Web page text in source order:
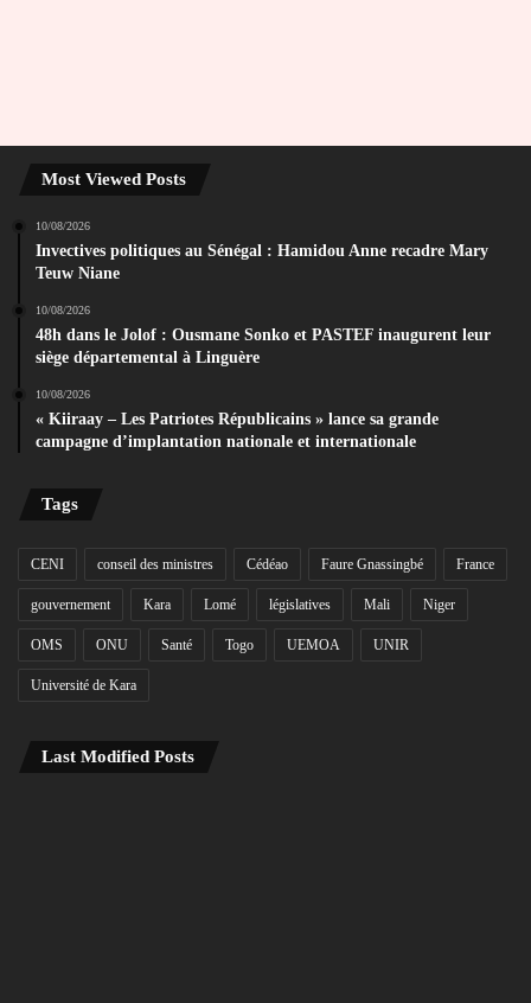
Most Viewed Posts
10/08/2026
Invectives politiques au Sénégal : Hamidou Anne recadre Mary
Teuw Niane
10/08/2026
48h dans le Jolof : Ousmane Sonko et PASTEF inaugurent leur
siège départemental à Linguère
10/08/2026
« Kiiraay – Les Patriotes Républicains » lance sa grande
campagne d’implantation nationale et internationale
Tags
CENI conseil des ministres Cédéao Faure Gnassingbé France
gouvernement Kara Lomé législatives Mali Niger
OMS ONU Santé Togo UEMOA UNIR
Université de Kara
Last Modified Posts